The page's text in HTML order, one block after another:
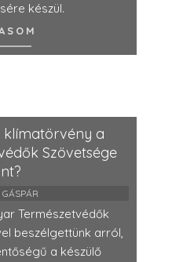
készül.
klímatörvény a
Szövetsége
GÁSPÁR
Természetvédők
beszélgettünk arról,
a készülő